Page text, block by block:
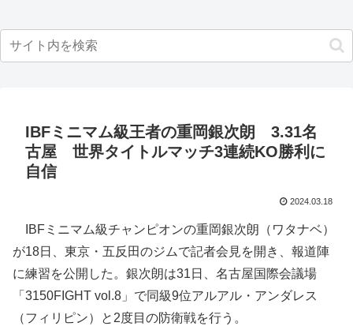
IBFミニマム級王者の重岡銀次朗 3.31名
古屋 世界タイトルマッチ3連続KO勝利に
自信
2024.03.18
IBFミニマム級チャンピオンの重岡銀次朗（ワタナベ）
が18日、東京・五反田のジムで記者会見を開き、報道陣
に練習を公開した。銀次朗は31日、名古屋国際会議場
「3150FIGHT vol.8」で同級9位アルアル・アンダレス
（フィリピン）と2度目の防衛戦を行う。